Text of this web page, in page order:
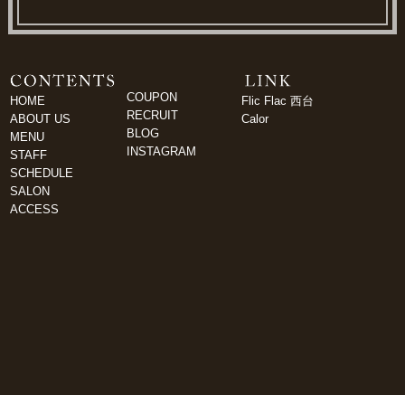
HOME
ABOUT US
MENU
STAFF
SCHEDULE
SALON
ACCESS
COUPON
RECRUIT
BLOG
INSTAGRAM
Flic Flac 西台
Calor